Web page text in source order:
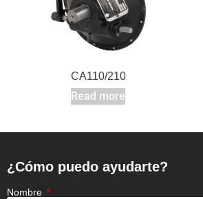
CA110/210
Read more
¿Cómo puedo ayudarte?
Nombre